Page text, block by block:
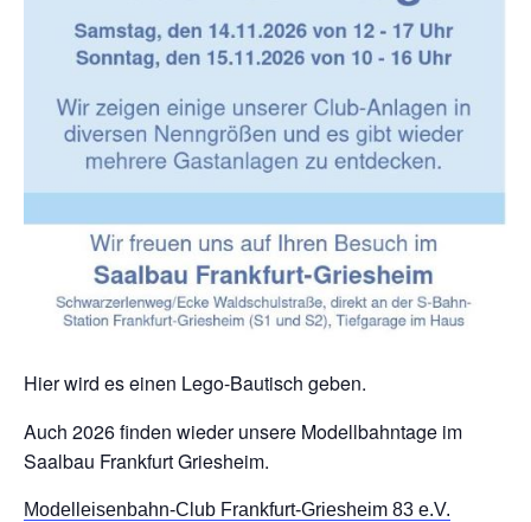
Hier wird es einen Lego-Bautisch geben.
Auch 2026 finden wieder unsere Modellbahntage im
Saalbau Frankfurt Griesheim.
Modelleisenbahn-Club Frankfurt-Griesheim 83 e.V.